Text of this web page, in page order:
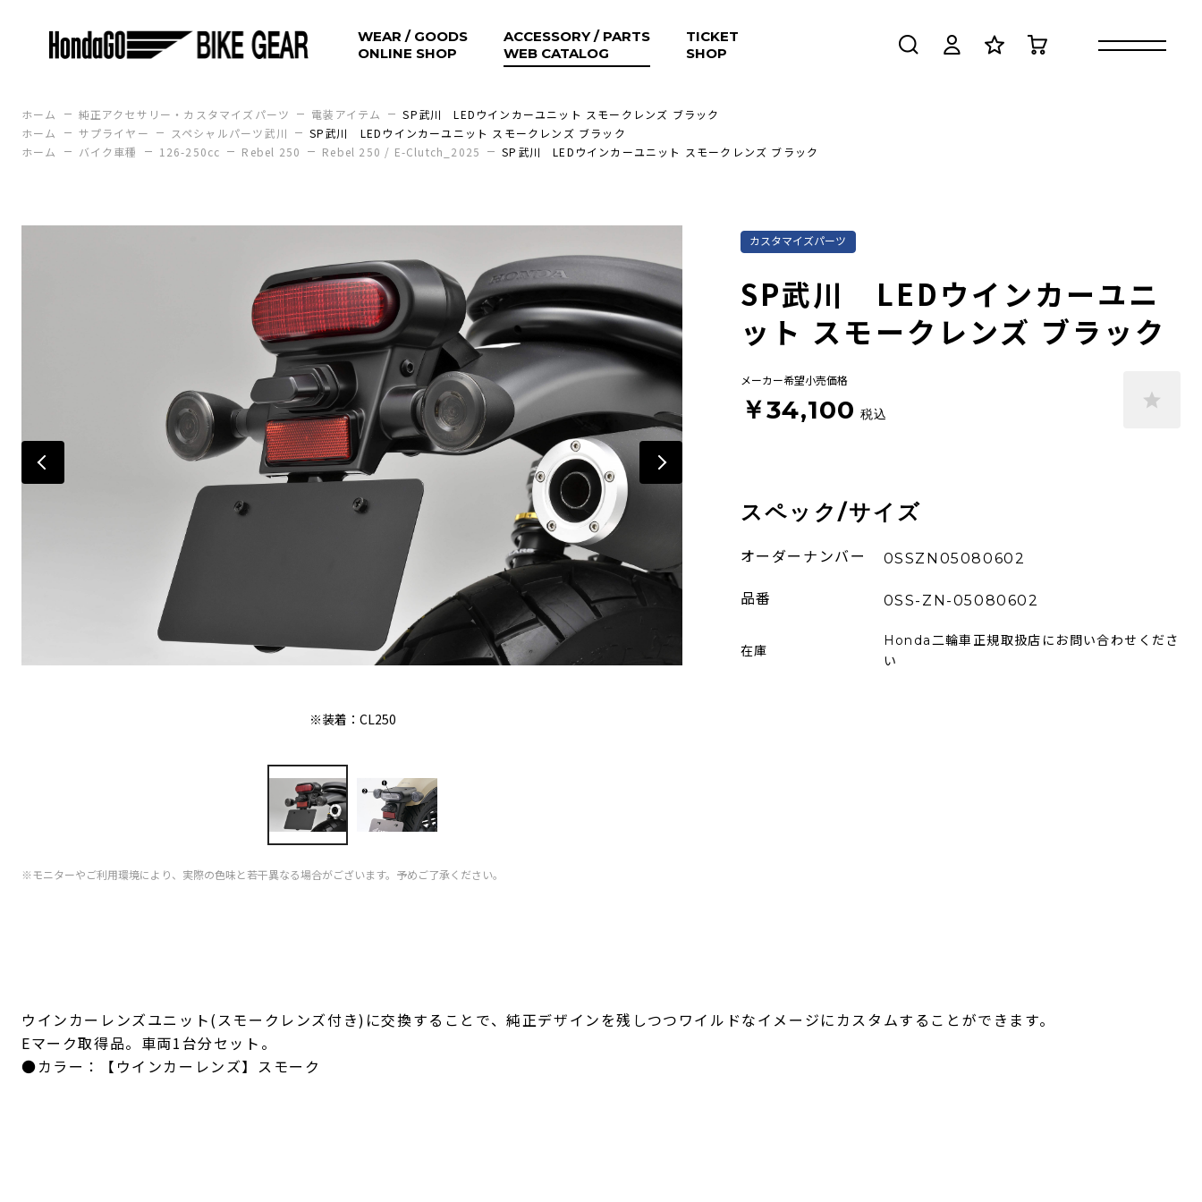
WEAR / GOODS
ONLINE SHOP
ACCESSORY / PARTS
WEB CATALOG
TICKET
SHOP
検索 ログイン お気に入り
ホーム 純正アクセサリー・カスタマイズパーツ 電装アイテム
SP武川 LEDウインカーユニット スモークレンズ ブラック
ホーム
サプライヤー スペシャルパーツ武川
SP武川 LEDウインカーユニット スモークレンズ ブラック
ホーム
バイク車種 126-250cc Rebel 250 Rebel 250 / E-Clutch_2025 SP武川 LEDウインカーユニット スモークレンズ ブラック
※装着：CL250
※モニターやご利用環境により、実際の色味と若干異なる場合がございます。予めご了承ください。
カスタマイズパーツ
SP武川 LEDウインカーユニ
ット スモークレンズ ブラック
メーカー希望小売価格
￥34,100 税込
在庫
Honda二輪車正規取扱店にお問い合わせくださ
い
スペック/サイズ
オーダーナンバー 0SSZN05080602
品番 0SS-ZN-05080602
ウインカーレンズユニット(スモークレンズ付き)に交換することで、純正デザインを残しつつワイルドなイメージにカスタムすることができます。
Eマーク取得品。車両1台分セット。
●カラー：【ウインカーレンズ】スモーク